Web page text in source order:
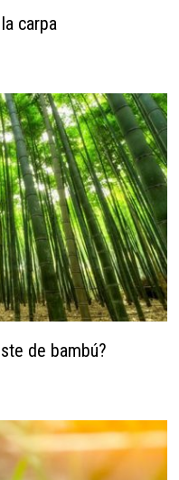
carpa
de bambú?